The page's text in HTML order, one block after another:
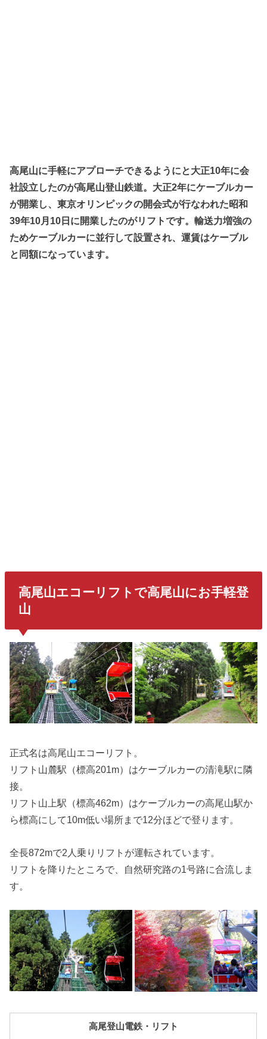
高尾山に手軽にアプローチできるようにと大正10年に会
社設立したのが高尾山登山鉄道。大正2年にケーブルカー
が開業し、東京オリンピックの開会式が行なわれた昭和
39年10月10日に開業したのがリフトです。輸送力増強の
ためケーブルカーに並行して設置され、運賃はケーブル
と同額になっています。
高尾山エコーリフトで高尾山にお手軽登
山
正式名は高尾山エコーリフト。
リフト山麓駅（標高201m）はケーブルカーの清滝駅に隣
接。
リフト山上駅（標高462m）はケーブルカーの高尾山駅か
ら標高にして10m低い場所まで12分ほどで登ります。
全長872mで2人乗りリフトが運転されています。
リフトを降りたところで、自然研究路の1号路に合流しま
す。
高尾登山電鉄・リフト